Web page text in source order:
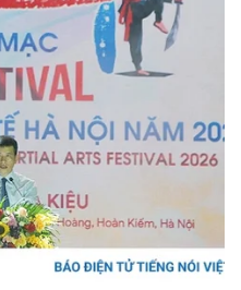
Công nghệ
Sành điệu
Tin Công nghệ
Trải nghiệm
Chuyển đổi số